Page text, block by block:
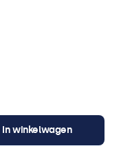
In winkelwagen